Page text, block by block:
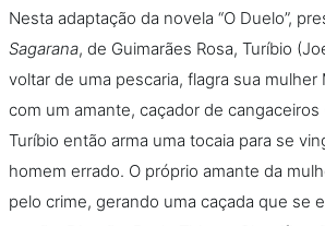
Nesta adaptação da novela “O Duelo”,
Sagarana, de Guimarães Rosa, Turíbio
voltar de uma pescaria, flagra sua mulher
com um amante, caçador de cangaceiros
Turíbio então arma uma tocaia para se
homem errado. O próprio amante da
pelo crime, gerando uma caçada que se